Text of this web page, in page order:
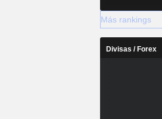
Más rankings
Divisas / Forex